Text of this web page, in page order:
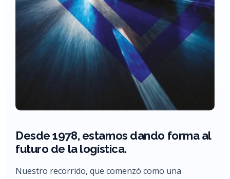
Desde 1978, estamos dando forma al
futuro de la logística.
Nuestro recorrido, que comenzó como una